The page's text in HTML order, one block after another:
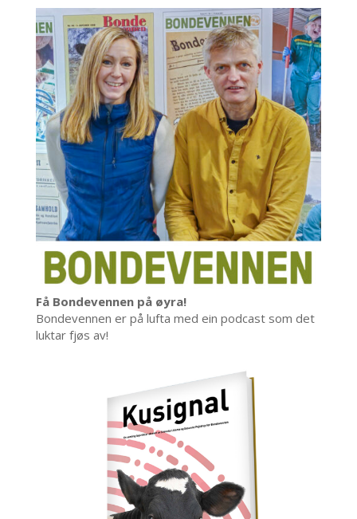
Få Bondevennen på øyra!
Bondevennen er på lufta med ein podcast som det
luktar fjøs av!